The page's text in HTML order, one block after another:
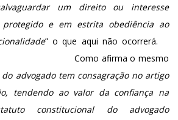
um direito ou interesse
protegido e em estrita obediência ao
” o que aqui não ocorrerá.
o mesmo
advogado tem consagração no artigo
tendendo ao valor da confiança na
constitucional do advogado